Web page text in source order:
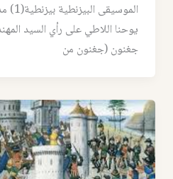
يوحنا اللاطي على رأي السيد
جغنون (جغنون من